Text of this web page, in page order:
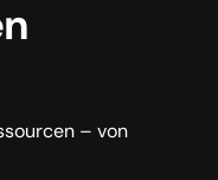
– von